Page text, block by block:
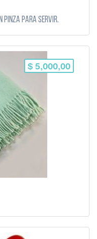
pinza para servir.
$ 5,000,00